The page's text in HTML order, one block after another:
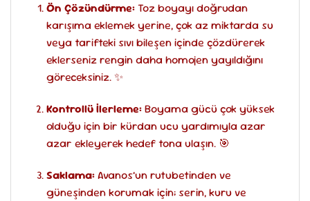
Ön Çözündürme:Toz boyayı doğrudan
karışıma eklemek yerine, çok az miktarda su
veya tarifteki sıvı bileşen içinde çözdürerek
eklerseniz rengin daha homojen yayıldığını
göreceksiniz. ✨
Kontrollü İlerleme:Boyama gücü çok yüksek
olduğu için bir kürdan ucu yardımıyla azar
azar ekleyerek hedef tona ulaşın. 🎯
Saklama:Avanos’un rutubetinden ve
güneşinden korumak için; serin, kuru ve